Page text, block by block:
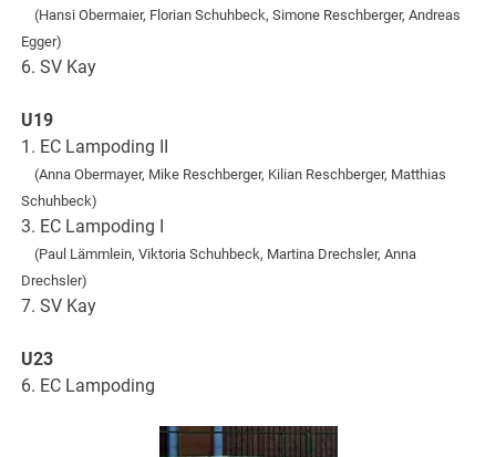
(Hansi Obermaier, Florian Schuhbeck, Simone Reschberger, Andreas
Egger)
6. SV Kay
U19
1. EC Lampoding II
(Anna Obermayer, Mike Reschberger, Kilian Reschberger, Matthias
Schuhbeck)
3. EC Lampoding I
(Paul Lämmlein, Viktoria Schuhbeck, Martina Drechsler, Anna
Drechsler)
7. SV Kay
U23
6. EC Lampoding